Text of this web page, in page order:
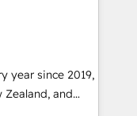
Financial
reporting ⚖️
workflows 🛒 E-
and revenue
portfolio and
year since 2019,
Zealand, and